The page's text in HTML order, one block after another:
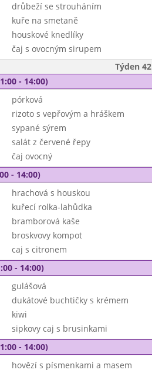
drůbeží se strouháním
kuře na smetaně
houskové knedlíky
čaj s ovocným sirupem
Týden 42
- 14:00)
pórková
rizoto s vepřovým a hráškem
sypané sýrem
salát z červené řepy
čaj ovocný
- 14:00)
hrachová s houskou
kuřecí rolka-lahůdka
bramborová kaše
broskvovy kompot
caj s citronem
- 14:00)
gulášová
dukátové buchtičky s krémem
kiwi
sipkovy caj s brusinkami
- 14:00)
hovězí s písmenkami a masem